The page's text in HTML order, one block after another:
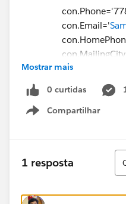
con.Email='
con.case id= cs.id
insert con;
}
}
Mostrar mais
0 curtidas
Compartilhar
Show menu
1 resposta